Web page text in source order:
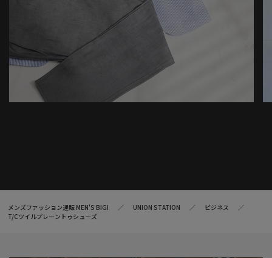
メンズファッション通販 MEN'S BIGI UNION STATION
ビジネス
T/Cツイルプレーントゥシューズ